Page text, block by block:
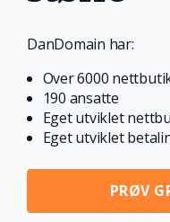
DanDomain har:
Over 6000
190 ansatte
Eget utviklet
Eget utviklet
PRØV